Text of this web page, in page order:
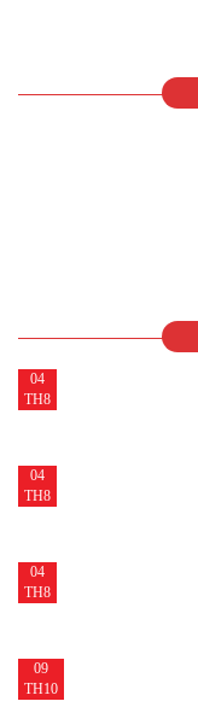
04
TH8
04
TH8
04
TH8
09
TH10